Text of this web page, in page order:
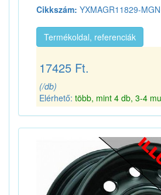
Cikkszám: YXMAGR11829-MGN
Termékoldal, referenciák
17425 Ft.
(/db)
Elérhető: több, mint 4 db, 3-4